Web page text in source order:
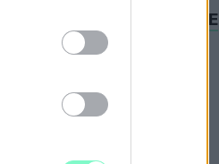
SZAKASZÁNAK ÉPÍTÉSE
SZÉL